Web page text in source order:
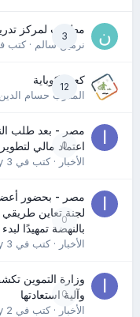
3
مطلوب لمركز
نرمين سالم· كتب
12
كعب كوباية
المدرب حسام
0
مصر - بعد طلب
اعتماد مالي
الأخبار· كتب في 3
0
مصر - بحضور
لجنة تعاين طريقي
بالنهضة تمهيدًا
الأخبار· كتب في 3
0
وزارة التموين
وآلية استعادتها
الأخبار· كتب في 2